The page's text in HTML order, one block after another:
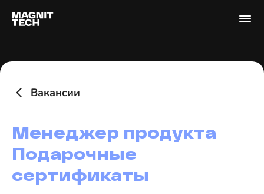
Вакансии
Менеджер продукта
Подарочные
сертификаты